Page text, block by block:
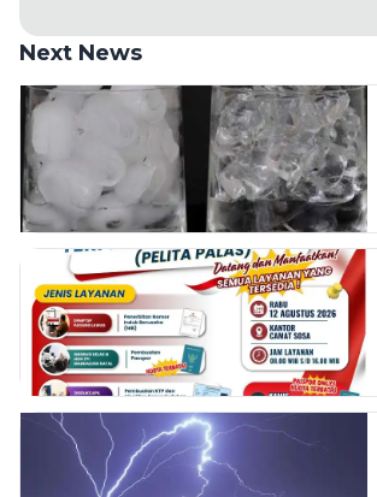
Next News